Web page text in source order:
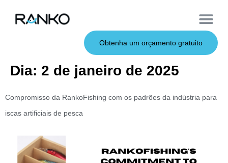
Obtenha um orçamento gratuito
Dia: 2 de janeiro de 2025
Compromisso da RankoFishing com os padrões da indústria para
iscas artificiais de pesca